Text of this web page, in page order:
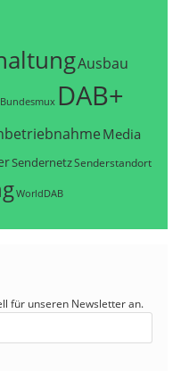
Ausbau
Bundesmux DAB+
Media
SendernetzSenderstandort
WorldDAB
für unseren Newsletter an.